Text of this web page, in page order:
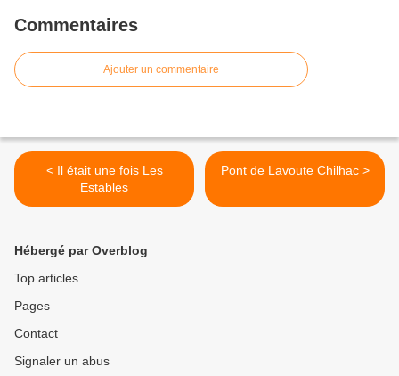
Commentaires
Ajouter un commentaire
< Il était une fois Les
Estables
Pont de Lavoute Chilhac >
Hébergé par Overblog
Top articles
Pages
Contact
Signaler un abus